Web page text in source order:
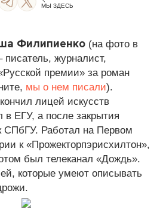
МЫ ЗДЕСЬ
Филипиенко (на фото в
журналист,
премии» за роман
мы о нем писали).
лицей искусств
в ЕГУ, а после закрытия
СПбГУ. Работал на Первом
к «Прожекторпэрисхилтон»,
был телеканал «Дождь».
которые умеют описывать